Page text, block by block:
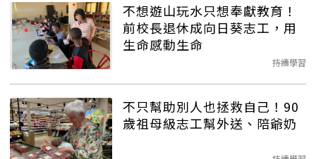
不想遊山玩水只想奉獻教育！
前校長退休成向日葵志工，用
生命感動生命
持續學習
不只幫助別人也拯救自己！90
歲祖母級志工幫外送、陪爺奶